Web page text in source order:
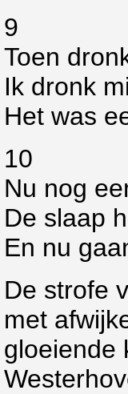
9
Toen
Ik dronk
Het was
10
Nu nog
De slaap
En nu
De strofe
met
gloeiende